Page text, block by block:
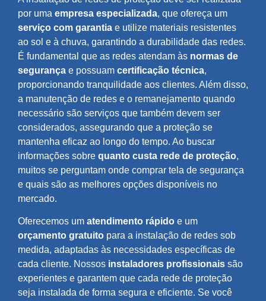
por uma empresa especializada, que ofereça um
serviço com garantia e utilize materiais resistentes
ao sol e à chuva, garantindo a durabilidade das redes.
É fundamental que as redes atendam às normas de
segurança e possuam certificação técnica,
proporcionando tranquilidade aos clientes. Além disso,
a manutenção de redes e o remanejamento quando
necessário são serviços que também devem ser
considerados, assegurando que a proteção se
mantenha eficaz ao longo do tempo. Ao buscar
informações sobre quanto custa rede de proteção,
muitos se perguntam onde comprar tela de segurança
e quais são as melhores opções disponíveis no
mercado.
Oferecemos um atendimento rápido e um
orçamento gratuito para a instalação de redes sob
medida, adaptadas às necessidades específicas de
cada cliente. Nossos instaladores profissionais são
experientes e garantem que cada rede de proteção
seja instalada de forma segura e eficiente. Se você